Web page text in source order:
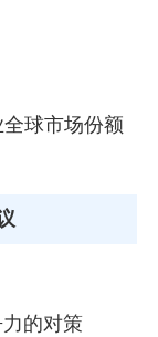
球市场份额
的对策